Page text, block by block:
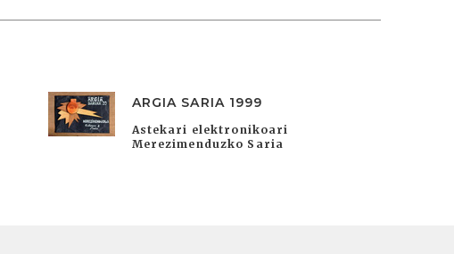
ARGIA SARIA 1999
Astekari elektronikoari
Merezimenduzko Saria